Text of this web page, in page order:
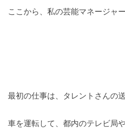
ここから、私の芸能マネージャ
最初の仕事は、タレントさんの送
車を運転して、都内のテレビ局